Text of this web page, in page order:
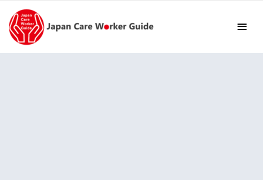
F
a
c
T
w
i
n
m
a